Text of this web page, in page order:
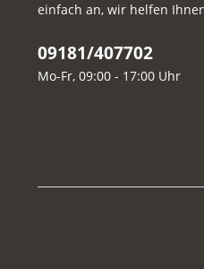
einfach an, wir helfen
09181/407702
Mo-Fr, 09:00 - 17:00 Uhr